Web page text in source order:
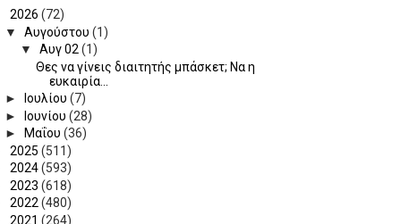
2026 (72)
▼Αυγούστου(1)
▼Αυγ 02(1)
Θες να γίνεις διαιτητής μπάσκετ; Να η
ευκαιρία...
►
Ιουλίου(7)
►
Ιουνίου(28)
► Μαΐου(36)
2025 (511)
2024(593)
2023 (618)
2022(480)
2021 (264)